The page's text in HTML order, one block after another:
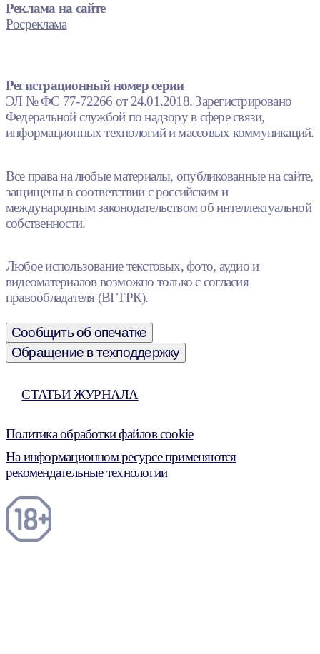
Реклама на сайте
Росреклама
Регистрационный номер серии
ЭЛ № ФС 77-72266 от 24.01.2018. Зарегистрировано
Федеральной службой по надзору в сфере связи,
информационных технологий и массовых коммуникаций.
Все права на любые материалы, опубликованные на сайте,
защищены в соответствии с российским и
международным законодательством об интеллектуальной
собственности.
Любое использование текстовых, фото, аудио и
видеоматериалов возможно только с согласия
правообладателя (ВГТРК).
Сообщить об опечатке
Обращение в техподдержку
СТАТЬИ ЖУРНАЛА
Политика обработки файлов cookie
На информационном ресурсе применяются
рекомендательные технологии